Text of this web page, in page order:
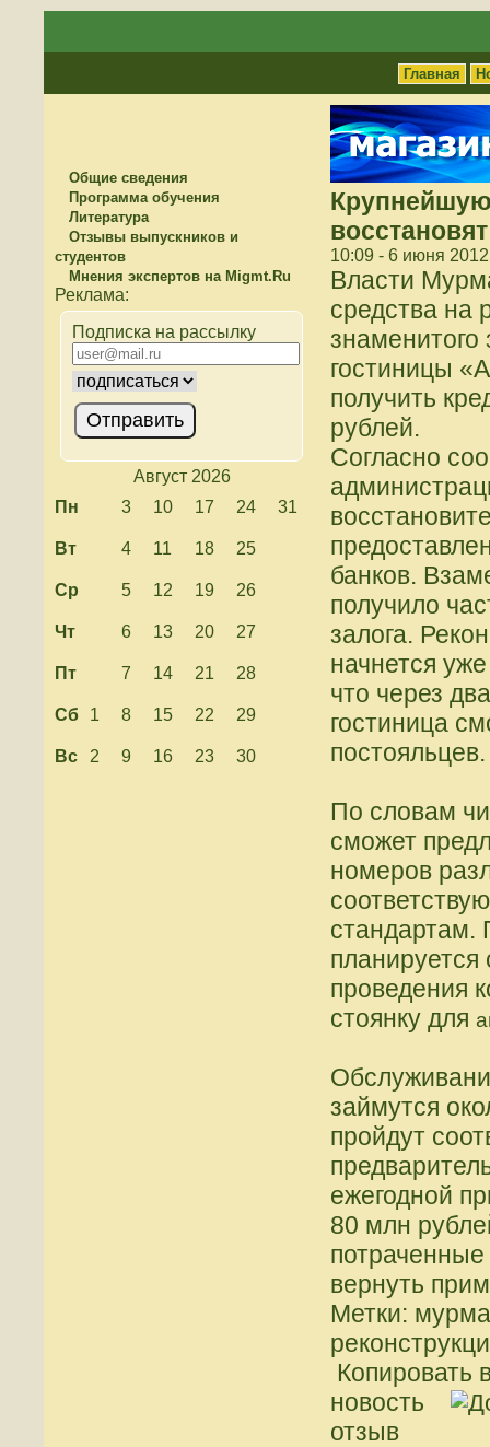
Главная
Общие сведения
Программа обучения
Литература
Отзывы выпускников и
студентов
Мнения экспертов на Migmt.Ru
Подписка на рассылку
Август 2026
Пн
3 10 17 24 31
Вт 4 11 18 25
Ср 5 12 19 26
Чт 6 13 20 27
Пт 7 14 21 28
Сб 1 8 15 22 29
Вс 2 9 16 23 30
10:09 - 6 июня 2012
Власти
средства на
гостиницы
получить
рублей.
Согласно
банков.
получило
залога.
начнется
что через
гостиница
постояльцев.
По словам
сможет
номеров
стандартам.
планируется
проведения
стоянку для
займутся
пройдут
ежегодной
80 млн
потраченные
вернуть
Метки:
Копировать
новость
отзыв